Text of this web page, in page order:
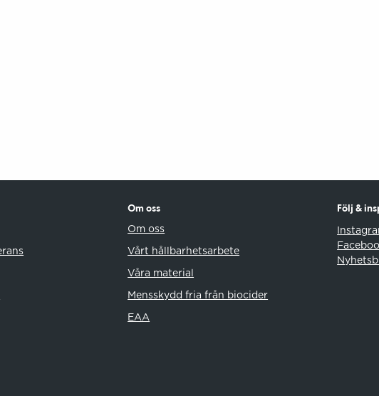
Om oss
Om oss
Vårt hållbarhetsarbete
Våra material
Mensskydd fria från biocider
EAA
Följ &